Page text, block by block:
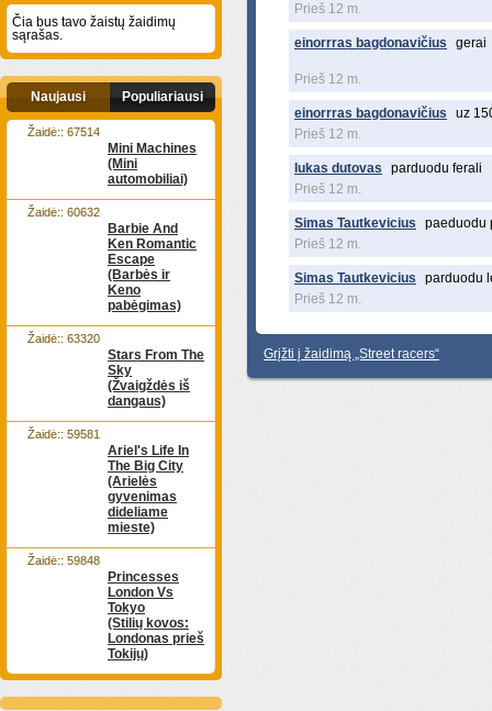
Čia bus tavo žaistų žaidimų
sąrašas.
Naujausi Populiariausi
Mini Machines
(Mini
automobiliai)
Žaidė:: 67514
Barbie And
Ken Romantic
Escape
(Barbės ir
Keno
pabėgimas)
Žaidė:: 60632
Stars From The
Sky
(Žvaigždės iš
dangaus)
Žaidė:: 63320
Ariel's Life In
The Big City
(Arielės
gyvenimas
dideliame
mieste)
Žaidė:: 59581
Princesses
London Vs
Tokyo
(Stilių kovos:
Londonas prieš
Tokijų)
Žaidė:: 59848
Prieš 12 m.
einorrras bagdonavičius gerai
Prieš 12 m.
einorrras bagdonavičius
uz
Prieš 12 m.
lukas dutovas
parduodu ferali
Prieš 12 m.
Simas Tautkevicius
paeduodu
Prieš 12 m.
Simas Tautkevicius
parduodu
Prieš 12 m.
Grįžti į žaidimą „Street racers“